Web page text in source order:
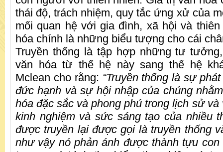
thái độ, trách nhiệm, quy tắc ứng xử của
mối quan hệ với gia đình, xã hội và
hóa chính là những biểu tượng cho cái
Truyền thống là tập hợp những tư
văn hóa từ thế hệ này sang thế hệ
Mclean cho rằng: “Truyền thống là sự
đức hạnh và sự hội nhập của chúng
hóa đặc sắc và phong phú trong lịch sử
kinh nghiệm và sức sáng tạo của nhiều
được truyền lại được gọi là truyền thống
như vậy nó phản ánh được thành tựu